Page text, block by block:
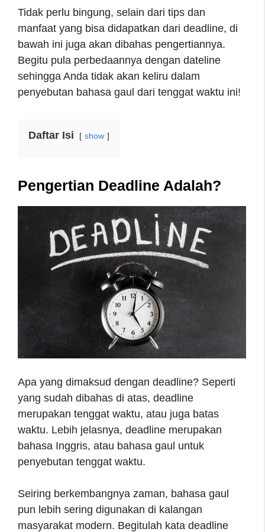
Tidak perlu bingung, selain dari tips dan
manfaat yang bisa didapatkan dari deadline, di
bawah ini juga akan dibahas pengertiannya.
Begitu pula perbedaannya dengan dateline
sehingga Anda tidak akan keliru dalam
penyebutan bahasa gaul dari tenggat waktu ini!
Daftar Isi show
Pengertian Deadline Adalah?
Apa yang dimaksud dengan deadline? Seperti
yang sudah dibahas di atas, deadline
merupakan tenggat waktu, atau juga batas
waktu. Lebih jelasnya, deadline merupakan
bahasa Inggris, atau bahasa gaul untuk
penyebutan tenggat waktu.
Seiring berkembangnya zaman, bahasa gaul
pun lebih sering digunakan di kalangan
masyarakat modern. Begitulah kata deadline